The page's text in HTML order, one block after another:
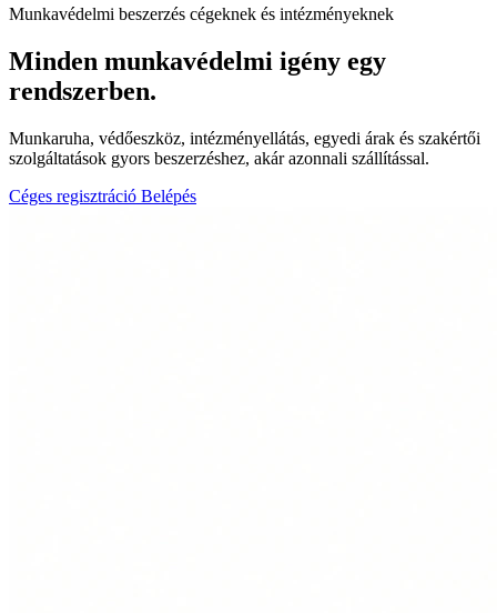
Munkavédelmi beszerzés cégeknek és intézményeknek
Minden munkavédelmi igény egy
rendszerben.
Munkaruha, védőeszköz, intézményellátás, egyedi árak és szakértői
szolgáltatások gyors beszerzéshez, akár azonnali szállítással.
Céges regisztráció Belépés